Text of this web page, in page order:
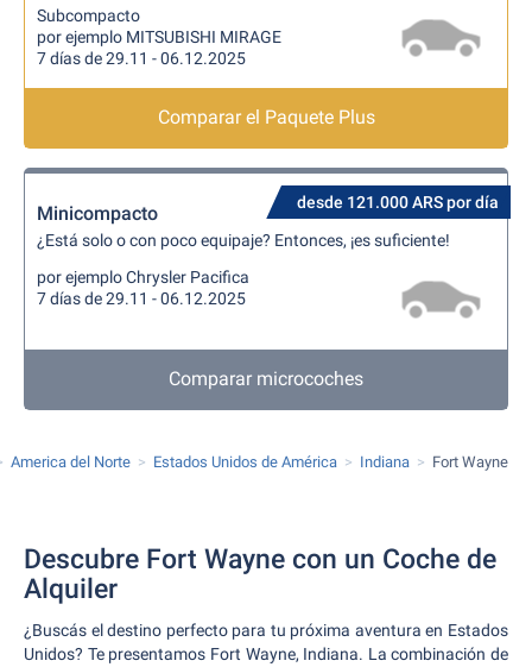
Subcompacto
por ejemplo MITSUBISHI MIRAGE
7 días de 29.11 - 06.12.2025
Comparar el Paquete Plus
desde 121.000 ARS por día
Minicompacto
¿Está solo o con poco equipaje? Entonces, ¡es suficiente!
por ejemplo Chrysler Pacifica
7 días de 29.11 - 06.12.2025
Comparar microcoches
America del Norte Estados Unidos de América Indiana Fort Wayne
Descubre Fort Wayne con un Coche de
Alquiler
¿Buscás el destino perfecto para tu próxima aventura en Estados
Unidos? Te presentamos Fort Wayne, Indiana. La combinación de